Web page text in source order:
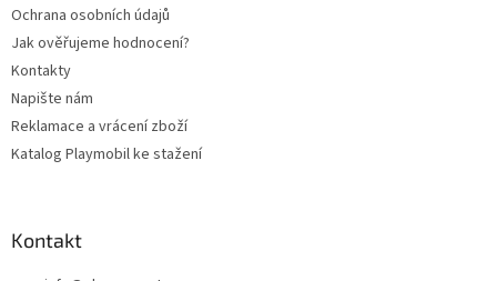
Ochrana osobních údajů
Jak ověřujeme hodnocení?
Kontakty
Napište nám
Reklamace a vrácení zboží
Katalog Playmobil ke stažení
Kontakt